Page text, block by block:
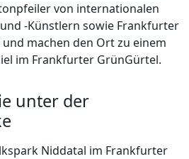
von internationalen
-Künstlern sowie Frankfurter
machen den Ort zu einem
im Frankfurter GrünGürtel.
unter der
Niddatal im Frankfurter